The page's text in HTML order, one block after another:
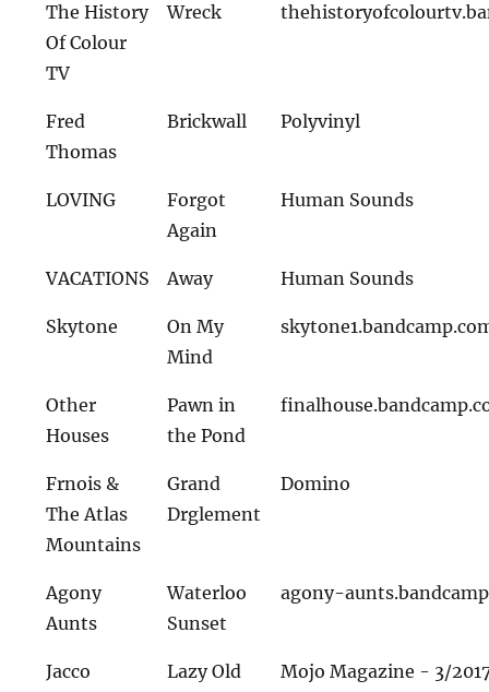
The History
Of Colour
TV
Wreck
Fred
Thomas
Brickwall Polyvinyl
LOVING
Forgot
Again
Human Sounds
VACATIONS Away Human Sounds
Skytone
On My
Mind
Other
Houses
Pawn in
the Pond
Frnois &
The Atlas
Mountains
Grand
Drglement
Domino
Agony
Aunts
Waterloo
Sunset
agony-
Jacco
Lazy Old
Mojo Magazine - 3/